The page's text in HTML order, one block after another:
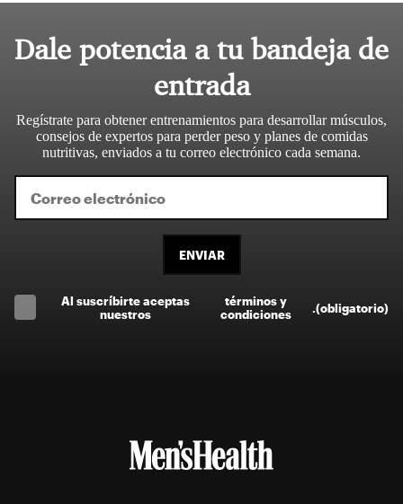
Dale potencia a tu bandeja de
entrada
Regístrate para obtener entrenamientos para desarrollar músculos,
consejos de expertos para perder peso y planes de comidas
nutritivas, enviados a tu correo electrónico cada semana.
ENVIAR
Al suscríbirte aceptas
nuestros
términos y
condiciones
(obligatorio)